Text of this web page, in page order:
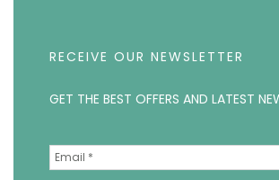
RECEIVE OUR NEWSLETTER
GET THE BEST OFFERS AND LATEST